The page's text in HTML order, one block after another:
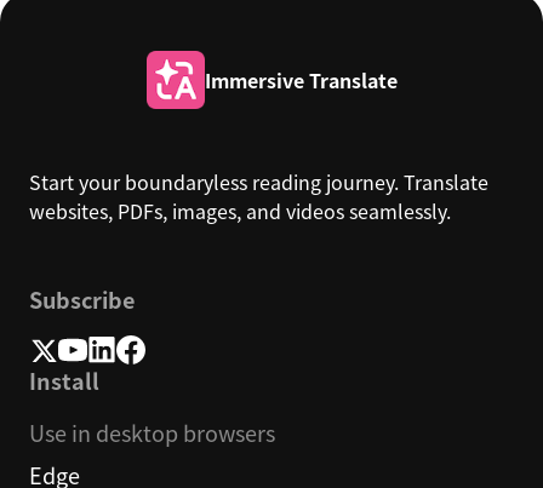
Immersive Translate
Start your boundaryless reading journey. Translate
websites, PDFs, images, and videos seamlessly.
Subscribe
Install
Use in desktop browsers
Edge